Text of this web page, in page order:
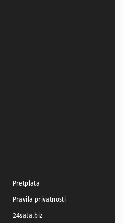
Pretplata
Pravila privatnosti
24sata.biz